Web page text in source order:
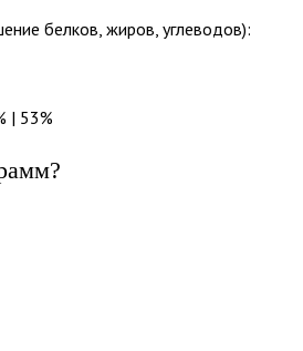
белков, жиров, углеводов):
| 53%